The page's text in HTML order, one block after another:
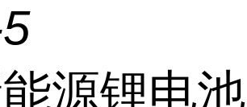
源锂电池